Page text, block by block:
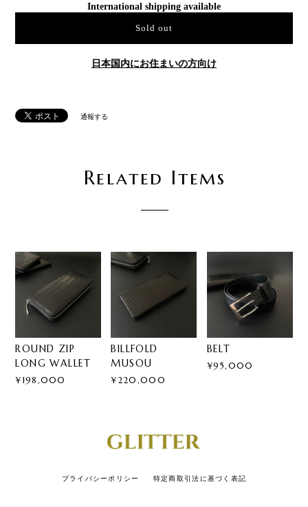
International shipping available
Sold out
日本国内にお住まいの方向け
通報する
Related Items
ROUND ZIP
LONG WALLET
¥198,000
BILLFOLD
MUSOU
¥220,000
BELT
¥95,000
プライバシーポリシー 特定商取引法に基づく表記